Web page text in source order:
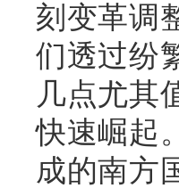
刻变革调
们透过纷
几点尤其
快速崛起
成的南方